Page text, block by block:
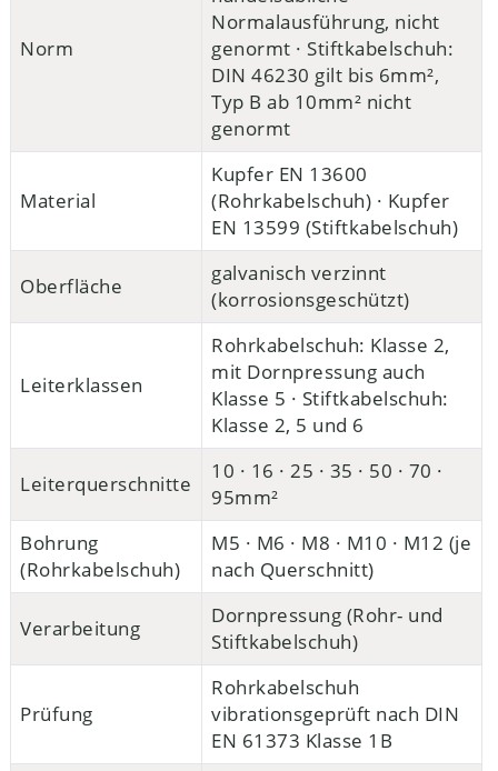
Norm
Normalausführung, nicht
genormt · Stiftkabelschuh:
DIN 46230 gilt bis 6mm²,
Typ B ab 10mm² nicht
genormt
Material
Kupfer EN 13600
(Rohrkabelschuh) · Kupfer
EN 13599 (Stiftkabelschuh)
Oberfläche
galvanisch verzinnt
(korrosionsgeschützt)
Leiterklassen
Rohrkabelschuh: Klasse 2,
mit Dornpressung auch
Klasse 5 · Stiftkabelschuh:
Klasse 2, 5 und 6
Leiterquerschnitte
10 · 16 · 25 · 35 · 50 · 70 ·
95mm²
Bohrung
(Rohrkabelschuh)
M5 · M6 · M8 · M10 · M12 (je
nach Querschnitt)
Verarbeitung
Dornpressung (Rohr- und
Stiftkabelschuh)
Prüfung
Rohrkabelschuh
vibrationsgeprüft nach DIN
EN 61373 Klasse 1B